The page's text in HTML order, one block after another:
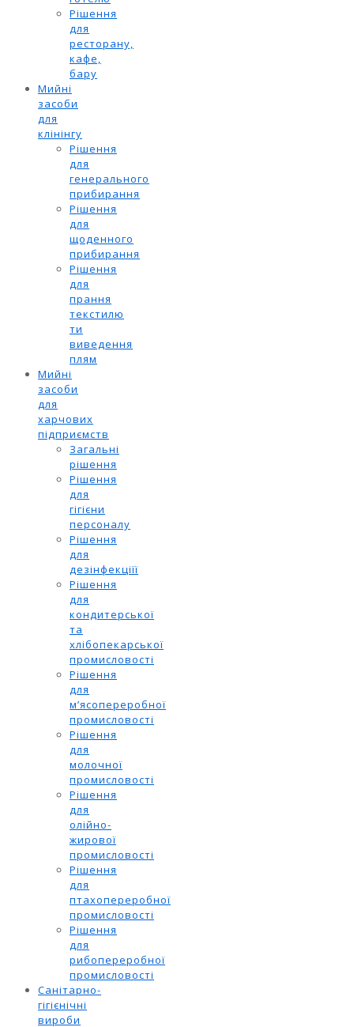
Рішення
для
ресторану,
кафе,
бару
Мийні
засоби
для
клінінгу
Рішення
для
генерального
прибирання
Рішення
для
щоденного
прибирання
Рішення
для
прання
текстилю
ти
виведення
плям
Мийні
засоби
для
харчових
підприємств
Загальні
рішення
Рішення
для
гігієни
персоналу
Рішення
для
дезінфекціїї
Рішення
для
кондитерської
та
хлібопекарської
промисловості
Рішення
для
м’ясопереробної
промисловості
Рішення
для
молочної
промисловості
Рішення
для
олійно-
жирової
промисловості
Рішення
для
птахопереробної
промисловості
Рішення
для
рибопереробної
промисловості
Санітарно-
гігієнічні
вироби